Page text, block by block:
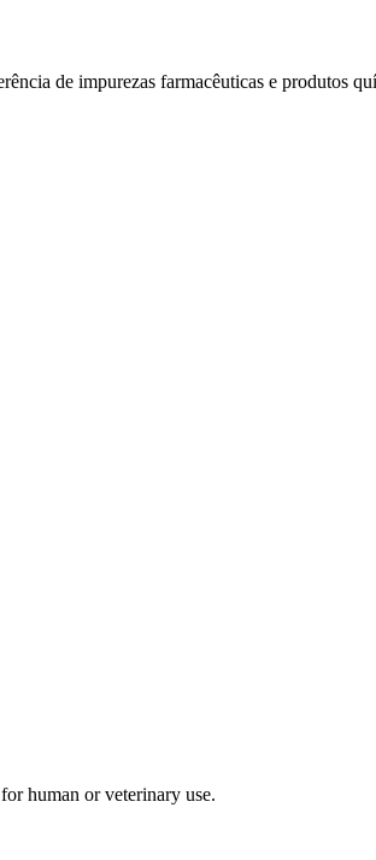
de impurezas farmacêuticas e produtos
human or veterinary use.